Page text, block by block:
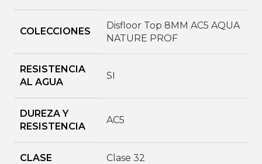
COLECCIONES
Disfloor Top 8MM AC5 AQUA
NATURE PROF
RESISTENCIA
AL AGUA
SI
DUREZA Y
RESISTENCIA
AC5
CLASE Clase 32